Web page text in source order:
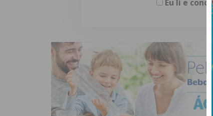
Eu li e